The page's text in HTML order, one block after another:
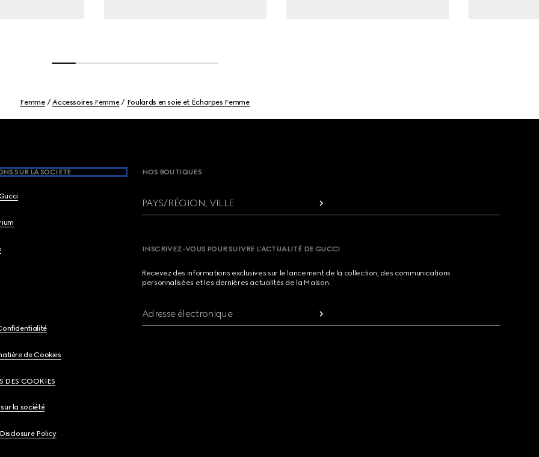
Femme Accessoires Femme Foulards en soie et Écharpes Femme
SUR LA SOCIETE
de Cookies
DES COOKIES
la société
Policy
NOS BOUTIQUES
PAYS/RÉGION, VILLE
INSCRIVEZ-VOUS POUR SUIVRE L’ACTUALITÉ DE GUCCI
Recevez des informations exclusives sur le lancement de la collection, des communications
personnalisées et les dernières actualités de la Maison.
Adresse électronique